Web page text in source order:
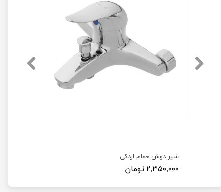
شیر دوش حمام اردکی
۲,۳۵۰,۰۰۰ تومان